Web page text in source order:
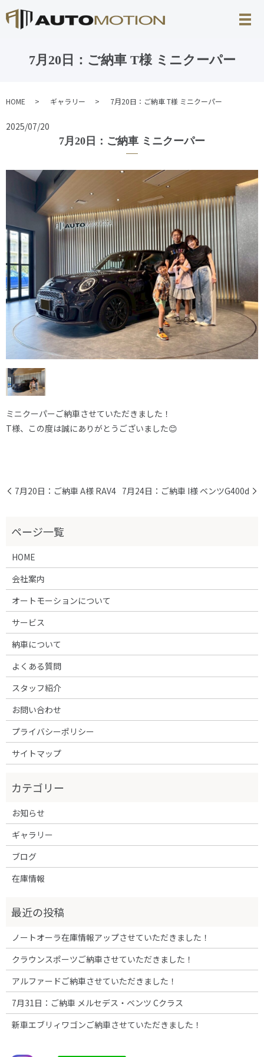
7月20日：ご納車 T様 ミニクーパー
HOME ギャラリー 7月20日：ご納車 T様 ミニクーパー
2025/07/20
7月20日：ご納車 ミニクーパー
ミニクーパーご納車させていただきました！
T様、この度は誠にありがとうございました😊
7月20日：ご納車 A様 RAV4 7月24日：ご納車 I様 ベンツG400d
HOME
会社案内
オートモーションについて
サービス
納車について
よくある質問
スタッフ紹介
お問い合わせ
プライバシーポリシー
サイトマップ
お知らせ
ギャラリー
ブログ
在庫情報
ノートオーラ在庫情報アップさせていただきました！
クラウンスポーツご納車させていただきました！
アルファードご納車させていただきました！
7月31日：ご納車 メルセデス・ベンツ Cクラス
新車エブリィワゴンご納車させていただきました！